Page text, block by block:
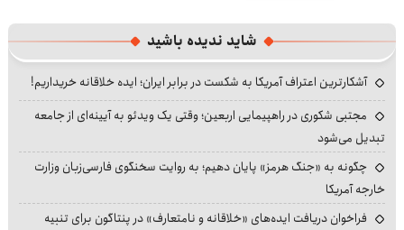
شاید ندیده باشید
آشکارترین اعتراف آمریکا به شکست در برابر ایران؛ ایده خلاقانه خریداریم!
مجتبی شکوری در راهپیمایی اربعین؛ وقتی یک ویدئو به آیینه‌ای از جامعه
تبدیل می‌شود
چگونه به «جنگ هرمز» پایان دهیم؛ به روایت سخنگوی فارسی‌زبان وزارت
خارجه آمریکا
فراخوان دریافت ایده‌های «خلاقانه و نامتعارف» در پنتاگون برای تنبیه